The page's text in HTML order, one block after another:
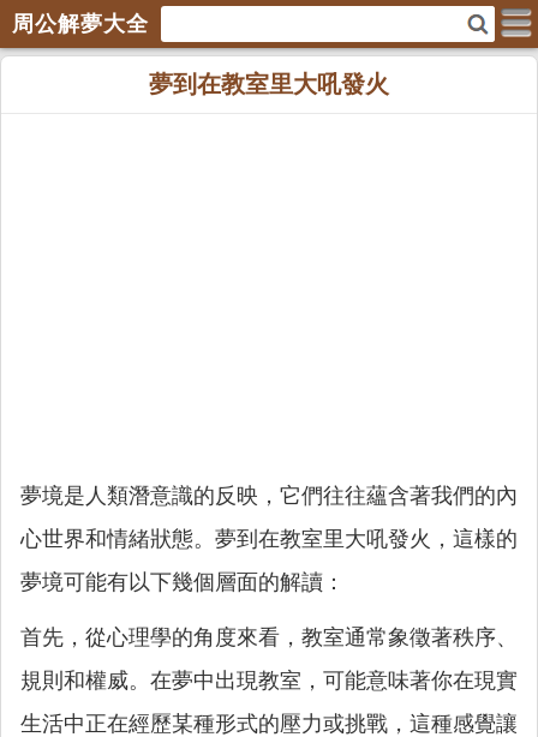
周公解夢大全
夢到在教室里大吼發火
夢境是人類潛意識的反映，它們往往蘊含著我們的內
心世界和情緒狀態。夢到在教室里大吼發火，這樣的
夢境可能有以下幾個層面的解讀：
首先，從心理學的角度來看，教室通常象徵著秩序、
規則和權威。在夢中出現教室，可能意味著你在現實
生活中正在經歷某種形式的壓力或挑戰，這種感覺讓